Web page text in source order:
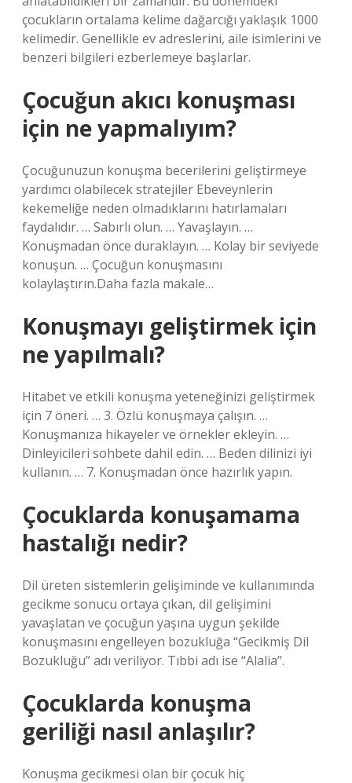
çocukların ortalama kelime dağarcığı yaklaşık 1000
kelimedir. Genellikle ev adreslerini, aile isimlerini ve
benzeri bilgileri ezberlemeye başlarlar.
Çocuğun akıcı konuşması
için ne yapmalıyım?
Çocuğunuzun konuşma becerilerini geliştirmeye
yardımcı olabilecek stratejiler Ebeveynlerin
kekemeliğe neden olmadıklarını hatırlamaları
faydalıdır. … Sabırlı olun. … Yavaşlayın. …
Konuşmadan önce duraklayın. … Kolay bir seviyede
konuşun. … Çocuğun konuşmasını
kolaylaştırın.Daha fazla makale…
Konuşmayı geliştirmek için
ne yapılmalı?
Hitabet ve etkili konuşma yeteneğinizi geliştirmek
için 7 öneri. … 3. Özlü konuşmaya çalışın. …
Konuşmanıza hikayeler ve örnekler ekleyin. …
Dinleyicileri sohbete dahil edin. … Beden dilinizi iyi
kullanın. … 7. Konuşmadan önce hazırlık yapın.
Çocuklarda konuşamama
hastalığı nedir?
Dil üreten sistemlerin gelişiminde ve kullanımında
gecikme sonucu ortaya çıkan, dil gelişimini
yavaşlatan ve çocuğun yaşına uygun şekilde
konuşmasını engelleyen bozukluğa “Gecikmiş Dil
Bozukluğu” adı veriliyor. Tıbbi adı ise “Alalia”.
Çocuklarda konuşma
geriliği nasıl anlaşılır?
Konuşma gecikmesi olan bir çocuk hiç